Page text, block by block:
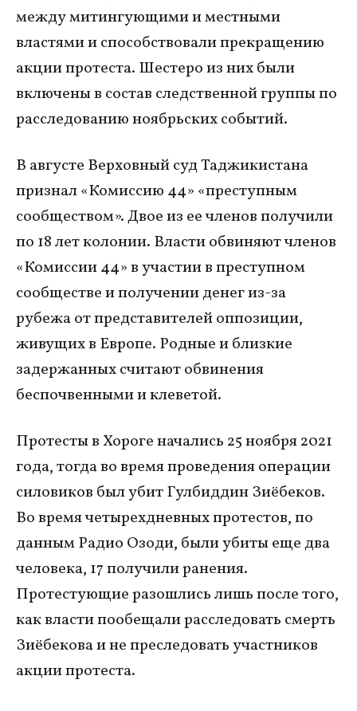
между митингующими и местными
властями и способствовали прекращению
акции протеста. Шестеро из них были
включены в состав следственной группы по
расследованию ноябрьских событий.
В августе Верховный суд Таджикистана
признал «Комиссию 44» «преступным
сообществом». Двое из ее членов получили
по 18 лет колонии. Власти обвиняют членов
«Комиссии 44» в участии в преступном
сообществе и получении денег из-за
рубежа от представителей оппозиции,
живущих в Европе. Родные и близкие
задержанных считают обвинения
беспочвенными и клеветой.
Протесты в Хороге начались 25 ноября 2021
года, тогда во время проведения операции
силовиков был убит Гулбиддин Зиёбеков.
Во время четырехдневных протестов, по
данным Радио Озоди, были убиты еще два
человека, 17 получили ранения.
Протестующие разошлись лишь после того,
как власти пообещали расследовать смерть
Зиёбекова и не преследовать участников
акции протеста.